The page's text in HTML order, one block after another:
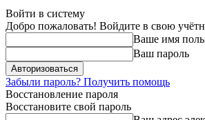
Войти в систему
Добро пожаловать! Войдите в свою
Ваше имя
Ваш пароль
Забыли пароль? Получить помощь
Восстановление пароля
Восстановите свой пароль